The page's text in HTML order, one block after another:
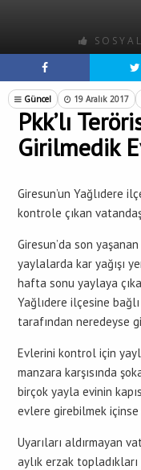
Güncel 19 Aralık 2017
Pkk’lı
Girilmedik
Giresun’un Yağlıdere
kontrole çıkan
Giresun’da son
yaylalarda kar yağışı
hafta sonu yaylaya
Yağlıdere ilçesine
tarafından neredeyse
Evlerini kontrol için
manzara karşısında
birçok yayla evinin
evlere girebilmek içinse
Uyarıları aldırmayan
aylık erzak topladıkları